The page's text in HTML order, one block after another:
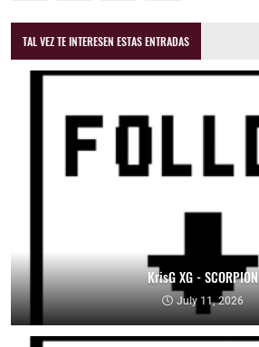
TAL VEZ TE INTERESEN ESTAS ENTRADAS
KrisG XG - SCORPION
July 11, 2026